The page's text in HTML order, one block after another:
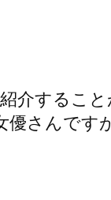
介すること
さんです